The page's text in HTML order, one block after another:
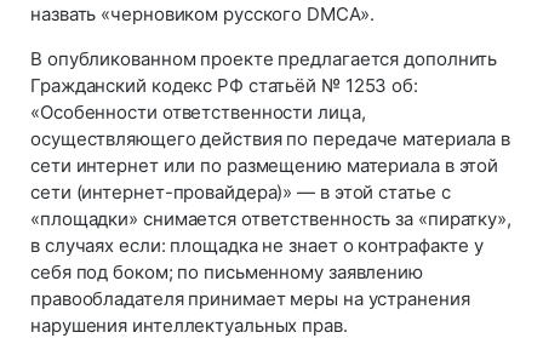
назвать «черновиком русского DMCA».
В опубликованном проекте предлагается дополнить
Гражданский кодекс РФ статьёй № 1253 об:
«Особенности ответственности лица,
осуществляющего действия по передаче материала в
сети интернет или по размещению материала в этой
сети (интернет-провайдера)» — в этой статье с
«площадки» снимается ответственность за «пиратку»,
в случаях если: площадка не знает о контрафакте у
себя под боком; по письменному заявлению
правообладателя принимает меры на устранения
нарушения интеллектуальных прав.